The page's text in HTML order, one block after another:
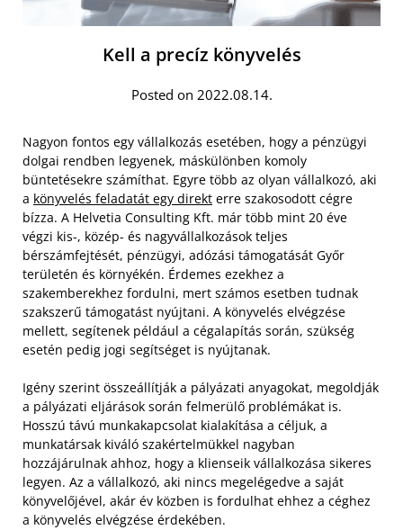
Kell a precíz könyvelés
Posted on 2022.08.14.
Nagyon fontos egy vállalkozás esetében, hogy a pénzügyi
dolgai rendben legyenek, máskülönben komoly
büntetésekre számíthat. Egyre több az olyan vállalkozó, aki
a könyvelés feladatát egy direkt erre szakosodott cégre
bízza. A Helvetia Consulting Kft. már több mint 20 éve
végzi kis-, közép- és nagyvállalkozások teljes
bérszámfejtését, pénzügyi, adózási támogatását Győr
területén és környékén. Érdemes ezekhez a
szakemberekhez fordulni, mert számos esetben tudnak
szakszerű támogatást nyújtani. A könyvelés elvégzése
mellett, segítenek például a cégalapítás során, szükség
esetén pedig jogi segítséget is nyújtanak.
Igény szerint összeállítják a pályázati anyagokat, megoldják
a pályázati eljárások során felmerülő problémákat is.
Hosszú távú munkakapcsolat kialakítása a céljuk, a
munkatársak kiváló szakértelmükkel nagyban
hozzájárulnak ahhoz, hogy a klienseik vállalkozása sikeres
legyen. Az a vállalkozó, aki nincs megelégedve a saját
könyvelőjével, akár év közben is fordulhat ehhez a céghez
a könyvelés elvégzése érdekében.